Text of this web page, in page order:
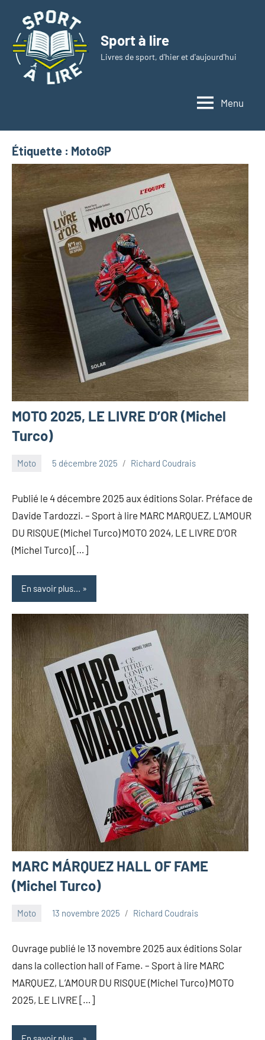
contenu
Sport à lire
Livres de sport, d'hier et d'aujourd'hui
Menu
Étiquette : MotoGP
MOTO 2025, LE LIVRE D’OR (Michel
Turco)
Moto 5 décembre 2025 Richard Coudrais
Publié le 4 décembre 2025 aux éditions Solar. Préface de
Davide Tardozzi. – Sport à lire MARC MARQUEZ, L’AMOUR
DU RISQUE (Michel Turco) MOTO 2024, LE LIVRE D’OR
(Michel Turco) […]
En savoir plus...
MARC MÁRQUEZ HALL OF FAME
(Michel Turco)
Moto 13 novembre 2025 Richard Coudrais
Ouvrage publié le 13 novembre 2025 aux éditions Solar
dans la collection hall of Fame. – Sport à lire MARC
MARQUEZ, L’AMOUR DU RISQUE (Michel Turco) MOTO
2025, LE LIVRE […]